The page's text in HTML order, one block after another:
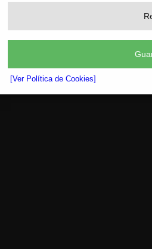
[Ver Política de Cookies]